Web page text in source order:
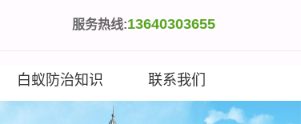
服务热线:13640303655
白蚁防治知识 联系我们